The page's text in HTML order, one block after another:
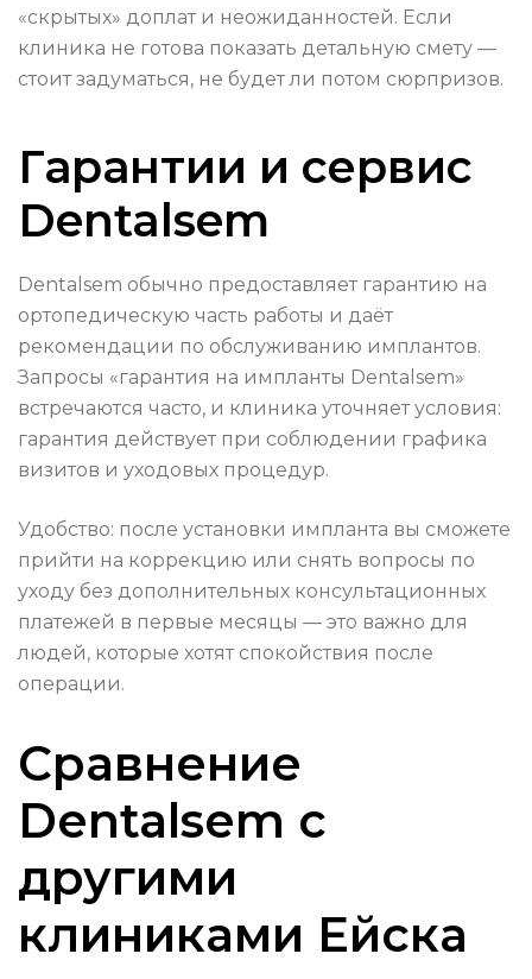
«скрытых» доплат и неожиданностей. Если
клиника не готова показать детальную смету —
стоит задуматься, не будет ли потом сюрпризов.
Гарантии и сервис
Dentalsem
Dentalsem обычно предоставляет гарантию на
ортопедическую часть работы и даёт
рекомендации по обслуживанию имплантов.
Запросы «гарантия на импланты Dentalsem»
встречаются часто, и клиника уточняет условия:
гарантия действует при соблюдении графика
визитов и уходовых процедур.
Удобство: после установки импланта вы сможете
прийти на коррекцию или снять вопросы по
уходу без дополнительных консультационных
платежей в первые месяцы — это важно для
людей, которые хотят спокойствия после
операции.
Сравнение
Dentalsem с
другими
клиниками Ейска